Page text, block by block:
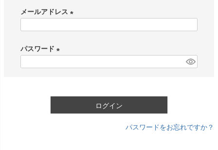
メールアドレス
パスワード
ログイン
パスワードをお忘れですか？